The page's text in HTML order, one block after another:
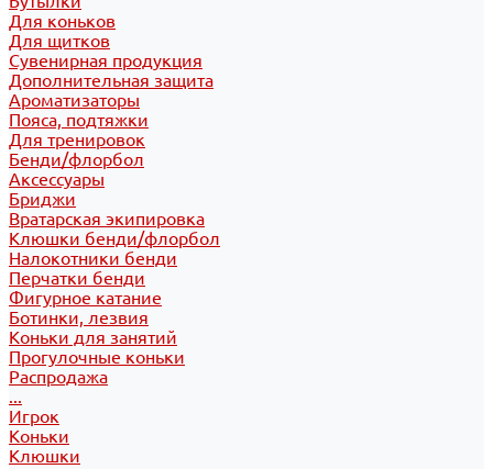
Для коньков
Для щитков
Сувенирная продукция
Дополнительная защита
Ароматизаторы
Пояса, подтяжки
Для тренировок
Бенди/флорбол
Аксессуары
Бриджи
Вратарская экипировка
Клюшки бенди/флорбол
Налокотники бенди
Перчатки бенди
Фигурное катание
Ботинки, лезвия
Коньки для занятий
Прогулочные коньки
Распродажа
...
Игрок
Коньки
Клюшки